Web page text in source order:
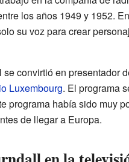
los años 1949 y 1952.
su voz para crear
convirtió en presentador
Luxembourg. El programa
programa había sido muy
de llegar a Europa.